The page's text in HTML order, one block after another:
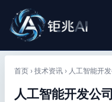
首页 › 技术资讯 › 人工智能开
人工智能开发公